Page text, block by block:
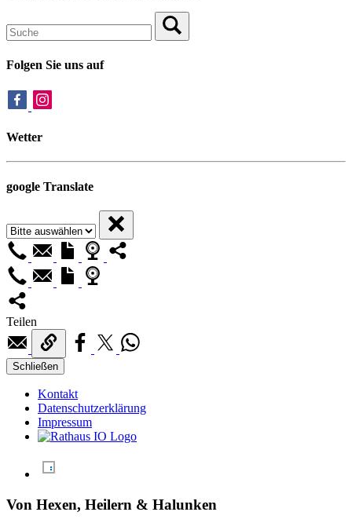
Folgen Sie uns auf
Wetter
google Translate
Teilen
Schließen
Kontakt
Datenschutzerklärung
Impressum
Von Hexen, Heilern & Halunken